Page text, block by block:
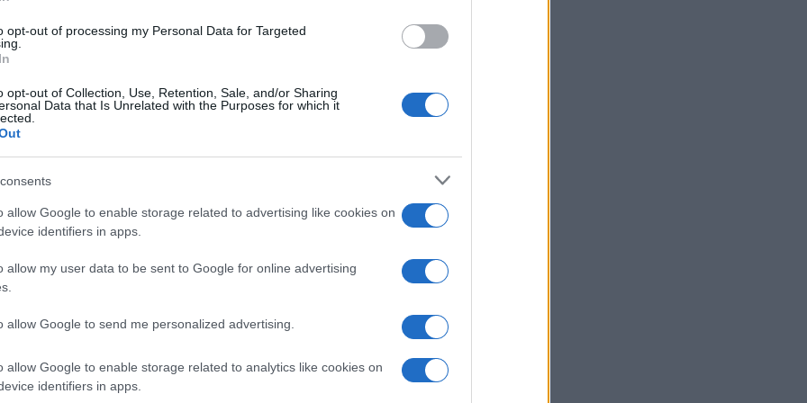
opt-out of processing my Personal Data for Targeted
opt-out of Collection, Use, Retention, Sale, and/or Sharing
Data that Is Unrelated with the Purposes for which it
allow Google to enable storage related to advertising like cookies on
identifiers in apps.
allow my user data to be sent to Google for online advertising
allow Google to send me personalized advertising.
allow Google to enable storage related to analytics like cookies on
identifiers in apps.
8 Giugno 2026, 5:49
Parigi a Milano, i pericoli di
fallita
diSalvatore Di Bartolo
3 Giugno 2026, 10:15
4.8k
morire un ragazzo bianco